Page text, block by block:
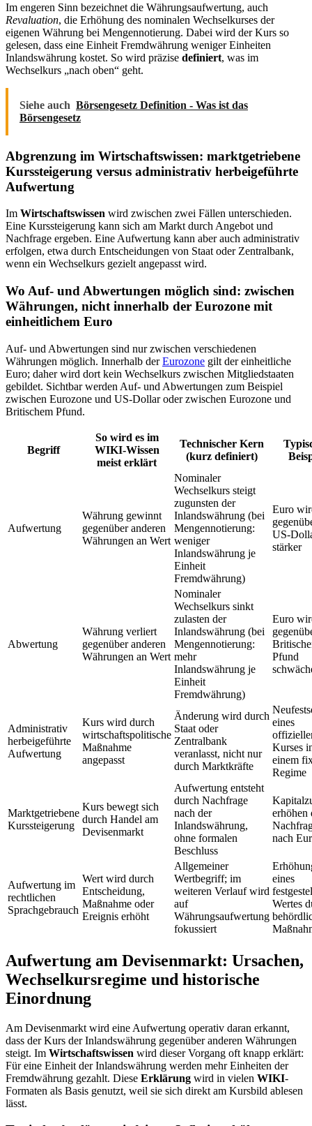
Im engeren Sinn bezeichnet die Währungsaufwertung, auch
Revaluation, die Erhöhung des nominalen Wechselkurses der
eigenen Währung bei Mengennotierung. Dabei wird der Kurs so
gelesen, dass eine Einheit Fremdwährung weniger Einheiten
Inlandswährung kostet. So wird präzise definiert, was im
Wechselkurs „nach oben“ geht.
Siehe auch Börsengesetz Definition - Was ist das
Börsengesetz
Abgrenzung im Wirtschaftswissen: marktgetriebene
Kurssteigerung versus administrativ herbeigeführte
Aufwertung
Im Wirtschaftswissen wird zwischen zwei Fällen unterschieden.
Eine Kurssteigerung kann sich am Markt durch Angebot und
Nachfrage ergeben. Eine Aufwertung kann aber auch administrativ
erfolgen, etwa durch Entscheidungen von Staat oder Zentralbank,
wenn ein Wechselkurs gezielt angepasst wird.
Wo Auf- und Abwertungen möglich sind: zwischen
Währungen, nicht innerhalb der Eurozone mit
einheitlichem Euro
Auf- und Abwertungen sind nur zwischen verschiedenen
Währungen möglich. Innerhalb derEurozone gilt der einheitliche
Euro; daher wird dort kein Wechselkurs zwischen Mitgliedstaaten
gebildet. Sichtbar werden Auf- und Abwertungen zum Beispiel
zwischen Eurozone und US‑Dollar oder zwischen Eurozone und
Britischem Pfund.
Begriff
So wird es im
WIKI-Wissen
meist erklärt
Technischer Kern
(kurz definiert)
Aufwertung
Währung gewinnt
gegenüber anderen
Währungen an Wert
Nominaler
Wechselkurs steigt
zugunsten der
Inlandswährung (bei
Mengennotierung:
weniger
Inlandswährung je
Einheit
Fremdwährung)
Euro
stärker
Abwertung
Währung verliert
gegenüber anderen
Währungen an Wert
Nominaler
Wechselkurs sinkt
zulasten der
Inlandswährung (bei
Mengennotierung:
mehr
Inlandswährung je
Einheit
Fremdwährung)
Euro
Pfund
Administrativ
herbeigeführte
Aufwertung
Kurs wird durch
wirtschaftspolitische
Maßnahme
angepasst
Änderung wird durch
Staat oder
Zentralbank
veranlasst, nicht nur
durch Marktkräfte
eines
Kurses
einem
Regime
Marktgetriebene
Kurssteigerung
Kurs bewegt sich
durch Handel am
Devisenmarkt
Aufwertung entsteht
durch Nachfrage
nach der
Inlandswährung,
ohne formalen
Beschluss
erhöhen
nach
Aufwertung im
rechtlichen
Sprachgebrauch
Wert wird durch
Entscheidung,
Maßnahme oder
Ereignis erhöht
Allgemeiner
Wertbegriff; im
weiteren Verlauf wird
auf
Währungsaufwertung
fokussiert
eines
Wertes
Aufwertung am Devisenmarkt: Ursachen,
Wechselkursregime und historische
Einordnung
Am Devisenmarkt wird eine Aufwertung operativ daran erkannt,
dass der Kurs der Inlandswährung gegenüber anderen Währungen
steigt. Im Wirtschaftswissen wird dieser Vorgang oft knapp erklärt:
Für eine Einheit der Inlandswährung werden mehr Einheiten der
Fremdwährung gezahlt. Diese Erklärung wird in vielen WIKI-
Formaten als Basis genutzt, weil sie sich direkt am Kursbild ablesen
lässt.